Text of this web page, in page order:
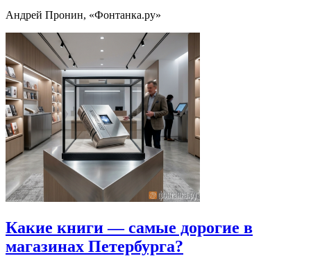
Андрей Пронин, «Фонтанка.ру»
Какие книги — самые дорогие в
магазинах Петербурга?